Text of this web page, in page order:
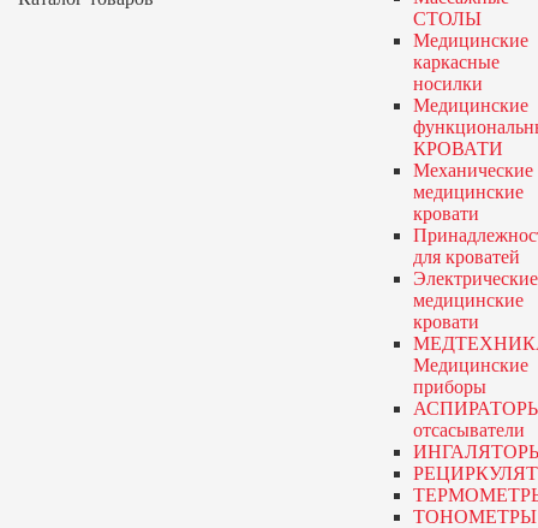
СТОЛЫ
Медицинские
каркасные
носилки
Медицинские
КРОВАТИ
Механические
медицинские
кровати
для кроватей
Электрические
медицинские
кровати
Медицинские
приборы
отсасыватели
ТОНОМЕТРЫ